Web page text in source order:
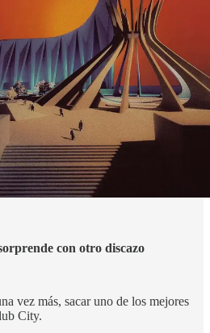
con otro discazo
vez más, sacar uno de los mejores
City.